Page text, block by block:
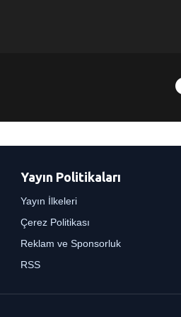
Yayın Politikaları
Yayın İlkeleri
Çerez Politikası
Reklam ve Sponsorluk
RSS